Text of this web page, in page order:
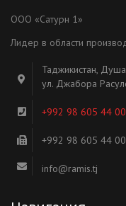
ООО «Сатурн 1»
Лидер в области
Таджикистан,
ул. Джабора
+992 98 605 44 00
+992 98 605 44 00
info@ramis.tj